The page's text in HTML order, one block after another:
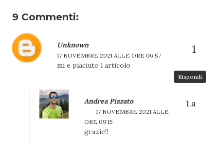
9 Commenti:
Unknown
17 NOVEMBRE 2021 ALLE ORE 06:57
mi e piaciuto l articolo
Rispondi
Andrea Pizzato
17 NOVEMBRE 2021 ALLE
ORE 09:15
grazie!!